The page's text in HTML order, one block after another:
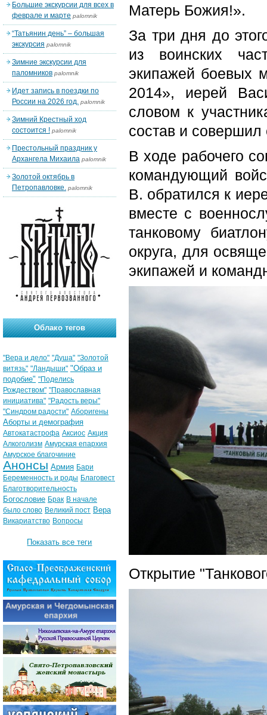
Матерь Божия!».
За три дня до
из воинских
экипажей боевых
2014», иерей
словом к
состав и
В ходе рабочего
командующий
В. обратился к
вместе с
танковому
округа, для
экипажей и
Открытие
Большие экскурсии для всех в
феврале и марте palomnik
“Татьянин день” – большая
экскурсия palomnik
Зимние экскурсии для
паломников palomnik
Идет запись в поездки по
России на 2026 год. palomnik
Зимний Крестный ход
состоится ! palomnik
Престольный праздник у
Архангела Михаила palomnik
Золотой октябрь в
Петропавловке. palomnik
Облако тегов
"Вера и дело" "Душа" "Золотой
витязь" "Ландыши" "Образ и
подобие" "Поделись
Рождеством" "Православная
инициатива" "Радость веры"
"Синдром радости" Аборигены
Аборты и демография
Автокатастрофа Аксиос Акция
Алкоголизм Амурская епархия
Амурское благочиние
Анонсы Армия Бари
Беременность и роды Благовест
Благотворительность
Богословие Брак В начале
было слово Великий пост Вера
Викариатство Вопросы
Показать все теги